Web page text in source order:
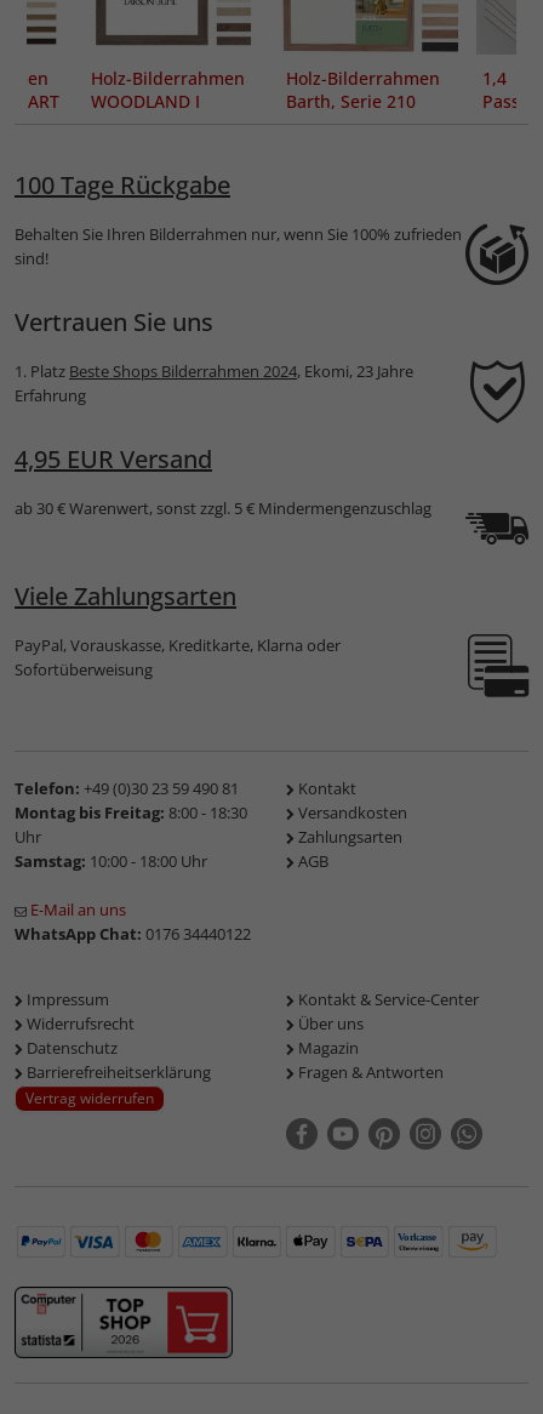
ART
Holz-Bilderrahmen
WOODLAND I
Holz-Bilderrahmen
Barth, Serie 210
1,4
100 Tage Rückgabe
Behalten Sie Ihren Bilderrahmen nur, wenn Sie 100% zufrieden
sind!
Vertrauen Sie uns
1. Platz Beste Shops Bilderrahmen 2024, Ekomi, 23 Jahre
Erfahrung
4,95 EUR Versand
ab 30 € Warenwert, sonst zzgl. 5 € Mindermengenzuschlag
Viele Zahlungsarten
PayPal, Vorauskasse, Kreditkarte, Klarna oder
Sofortüberweisung
Telefon: +49 (0)30 23 59 490 81
Montag bis Freitag: 8:00 - 18:30
Uhr
Samstag: 10:00 - 18:00 Uhr
E-Mail an uns
WhatsApp Chat: 0176 34440122
Kontakt
Versandkosten
Zahlungsarten
AGB
Impressum
Widerrufsrecht
Datenschutz
Barrierefreiheitserklärung
Vertrag widerrufen
Kontakt & Service-Center
Über uns
Magazin
Fragen & Antworten